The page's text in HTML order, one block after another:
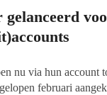
nu via hun account
februari